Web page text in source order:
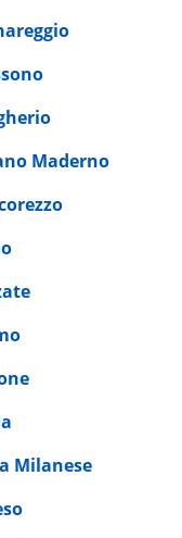
Maderno
Milanese